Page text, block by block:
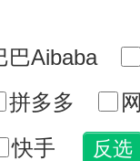
巴Aibaba
拼多多
快手